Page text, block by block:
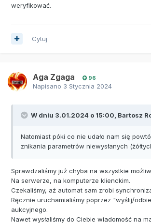
weryfikować.
Cytuj
Aga Zgaga 96
Napisano 3 Stycznia 2024
W dniu 3.01.2024 o 15:00, Bartosz
Natomiast póki co nie udało nam się
znikania parametrów niewysłanych
Sprawdzaliśmy już chyba na wszystkie
Na serwerze, na komputerze klienckim.
Czekaliśmy, aż automat sam zrobi
Ręcznie uruchamialiśmy poprzez "wyślij/
aukcyjnego.
Nawet wysłaliśmy do Ciebie wiadomość na